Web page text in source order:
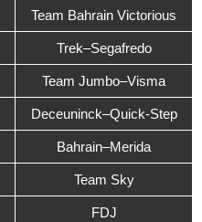
Team Bahrain Victorious
Trek–Segafredo
Team Jumbo–Visma
Deceuninck–Quick-Step
Bahrain–Merida
Team Sky
FDJ